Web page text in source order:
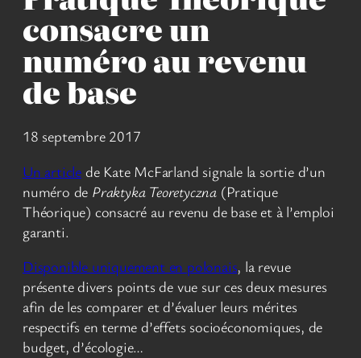
consacre un
numéro au revenu
de base
18 septembre 2017
Un article de Kate McFarland signale la sortie d’un
numéro de Praktyka Teoretyczna (Pratique
Théorique) consacré au revenu de base et à l’emploi
garanti.
Disponible uniquement en polonais, la revue
présente divers points de vue sur ces deux mesures
afin de les comparer et d’évaluer leurs mérites
respectifs en terme d’effets socioéconomiques, de
budget, d’écologie…